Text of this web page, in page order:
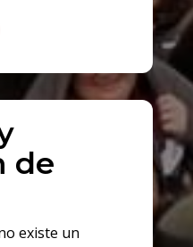
de
existe un